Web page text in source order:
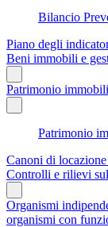
Bilancio
Piano degli
Beni immobili e
Patrimonio
Patrimonio
Canoni di
Controlli e rilievi
Organismi
organismi con